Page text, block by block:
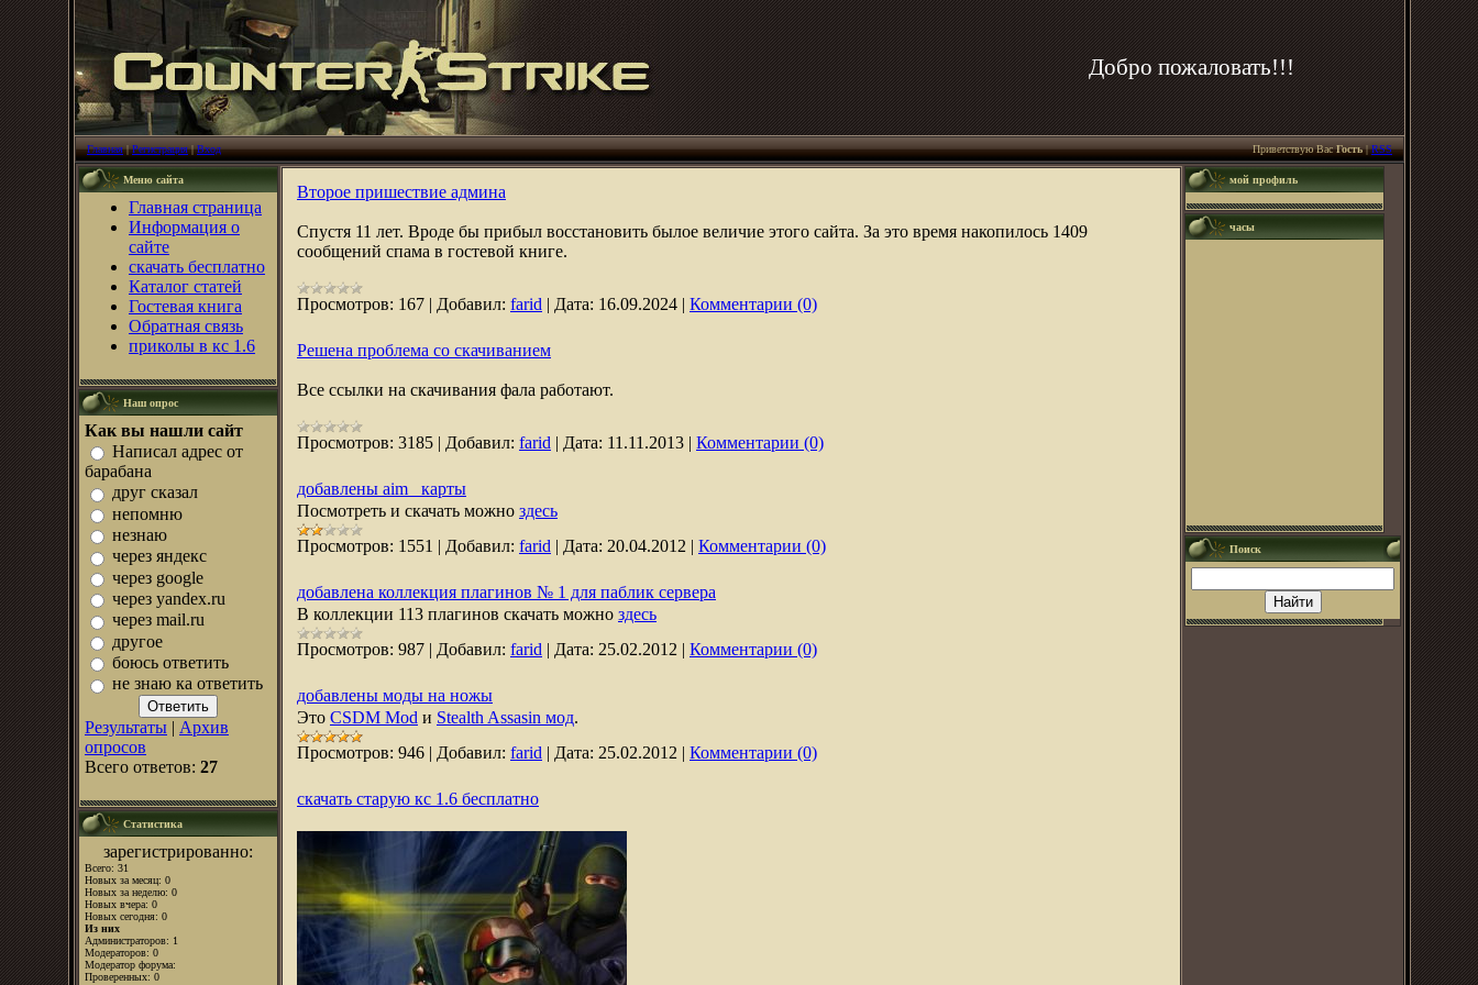
Добро пожаловать!!!
Главная|Регистрация|Вход Приветствую Вас Гость|RSS
Меню сайта
Главная страница
Информация о
сайте
скачать бесплатно
Каталог статей
Гостевая книга
Обратная связь
приколы в кс 1.6
Наш опрос
Как вы нашли сайт
Написал адрес от
барабана
друг сказал
непомню
незнаю
через яндекс
через google
через yandex.ru
через mail.ru
другое
боюсь ответить
не знаю ка ответить
Результаты | Архив
опросов
Всего ответов: 27
Статистика
зарегистрированно:
Всего: 31
Новых за месяц: 0
Новых за неделю: 0
Новых вчера: 0
Новых сегодня: 0
Из них
Администраторов: 1
Модераторов: 0
Модератор форума:
Проверенных: 0
Второе пришествие админа
Спустя 11 лет. Вроде бы прибыл восстановить былое величие этого сайта. За это время накопилось 1409
сообщений спама в гостевой книге.
Просмотров: 167 | Добавил: farid | Дата: 16.09.2024 | Комментарии (0)
Решена проблема со скачиванием
Все ссылки на скачивания фала работают.
Просмотров: 3185 | Добавил: farid | Дата: 11.11.2013 | Комментарии (0)
добавлены aim_ карты
Посмотреть и скачать можно здесь
Просмотров: 1551 | Добавил: farid | Дата: 20.04.2012 | Комментарии (0)
добавлена коллекция плагинов № 1 для паблик сервера
В коллекции 113 плагинов скачать можно здесь
Просмотров: 987 | Добавил: farid | Дата: 25.02.2012 | Комментарии (0)
добавлены моды на ножы
Это CSDM Mod и Stealth Assasin мод.
Просмотров: 946 | Добавил: farid | Дата: 25.02.2012 | Комментарии (0)
скачать старую кс 1.6 бесплатно
мой профиль
часы
Поиск